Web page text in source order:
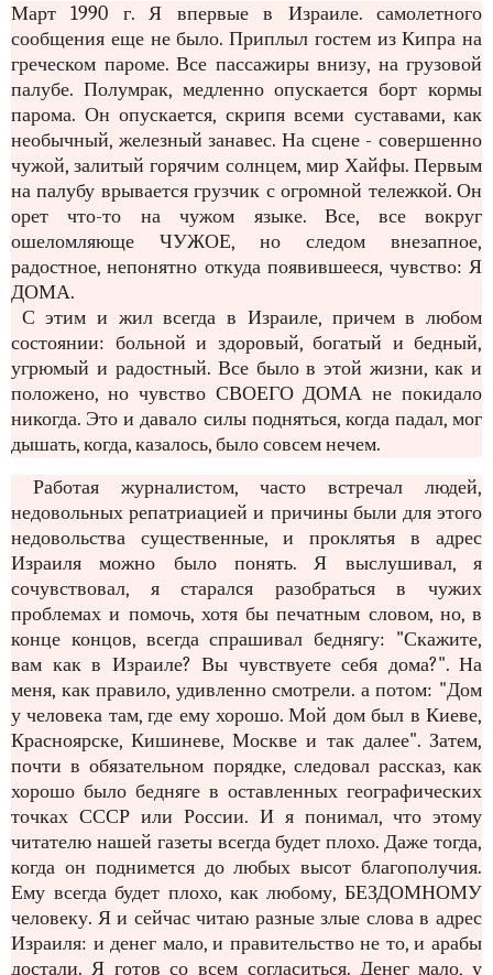
Март 1990 г. Я впервые в Израиле. самолетного
сообщения еще не было. Приплыл гостем из Кипра на
греческом пароме. Все пассажиры внизу, на грузовой
палубе. Полумрак, медленно опускается борт кормы
парома. Он опускается, скрипя всеми суставами, как
необычный, железный занавес. На сцене - совершенно
чужой, залитый горячим солнцем, мир Хайфы. Первым
на палубу врывается грузчик с огромной тележкой. Он
орет что-то на чужом языке. Все, все вокруг
ошеломляюще ЧУЖОЕ, но следом внезапное,
радостное, непонятно откуда появившееся, чувство: Я
ДОМА.
С этим и жил всегда в Израиле, причем в любом
состоянии: больной и здоровый, богатый и бедный,
угрюмый и радостный. Все было в этой жизни, как и
положено, но чувство СВОЕГО ДОМА не покидало
никогда. Это и давало силы подняться, когда падал, мог
дышать, когда, казалось, было совсем нечем.
Работая журналистом, часто встречал людей,
недовольных репатриацией и причины были для этого
недовольства существенные, и проклятья в адрес
Израиля можно было понять. Я выслушивал, я
сочувствовал, я старался разобраться в чужих
проблемах и помочь, хотя бы печатным словом, но, в
конце концов, всегда спрашивал беднягу: "Скажите,
вам как в Израиле? Вы чувствуете себя дома?". На
меня, как правило, удивленно смотрели. а потом: "Дом
у человека там, где ему хорошо. Мой дом был в Киеве,
Красноярске, Кишиневе, Москве и так далее". Затем,
почти в обязательном порядке, следовал рассказ, как
хорошо было бедняге в оставленных географических
точках СССР или России. И я понимал, что этому
читателю нашей газеты всегда будет плохо. Даже тогда,
когда он поднимется до любых высот благополучия.
Ему всегда будет плохо, как любому, БЕЗДОМНОМУ
человеку. Я и сейчас читаю разные злые слова в адрес
Израиля: и денег мало, и правительство не то, и арабы
достали. Я готов со всем согласиться. Денег мало, у